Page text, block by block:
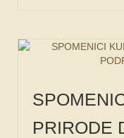
PRIRODE